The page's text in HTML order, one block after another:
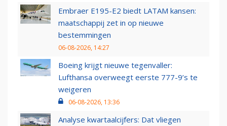
Embraer E195-E2 biedt LATAM kansen:
maatschappij zet in op nieuwe
bestemmingen
06-08-2026, 14:27
Boeing krijgt nieuwe tegenvaller:
Lufthansa overweegt eerste 777-9’s te
weigeren
06-08-2026, 13:36
Analyse kwartaalcijfers: Dat vliegen